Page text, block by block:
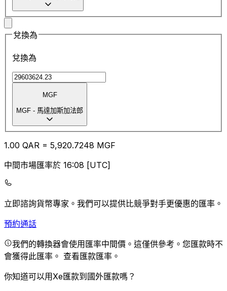
兌換為
兌換為
MGF
MGF - 馬達加斯加法郎
1.00 QAR = 5,920.7248 MGF
中間市場匯率於 16:08 [UTC]
立即諮詢貨幣專家。 我們可以提供比競爭對手更優惠的匯率。
預約通話
我們的轉換器會使用匯率中間價。這僅供參考。您匯款時不
會獲得此匯率。 查看匯款匯率。
你知道可以用Xe匯款到國外匯款嗎？